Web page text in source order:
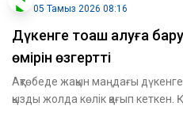
05 Тамыз 2026 08:16
Дүкенге тоқаш алуға
өмірін өзгертті
Ақтөбеде жақын маңдағы
қызды жолда көлік қағып кеткен.